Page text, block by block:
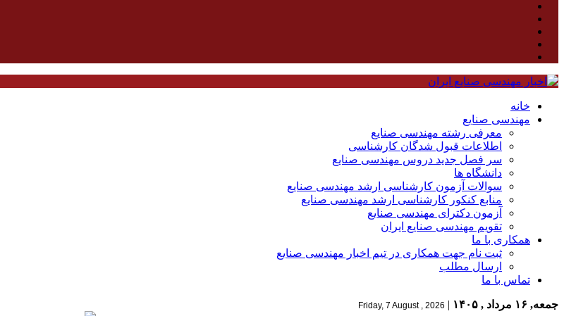
خانه
مهندسی صنایع
معرفی رشته مهندسی صنایع
اطلاعات قبول شدگان کارشناسی
سر فصل جدید دروس مهندسی صنایع
دانشگاه ها
سوالات آزمون کارشناسی ارشد مهندسی صنایع
منابع کنکور کارشناسی ارشد مهندسی صنایع
آزمون دکترای مهندسی صنایع
تقویم مهندسی صنایع ایران
همکاری با ما
ثبت نام جهت همکاری در تیم اخبار مهندسی صنایع
ارسال مطلب
تماس با ما
جمعه, ۱۶ مرداد , ۱۴۰۵ |
Friday, 7 August , 2026